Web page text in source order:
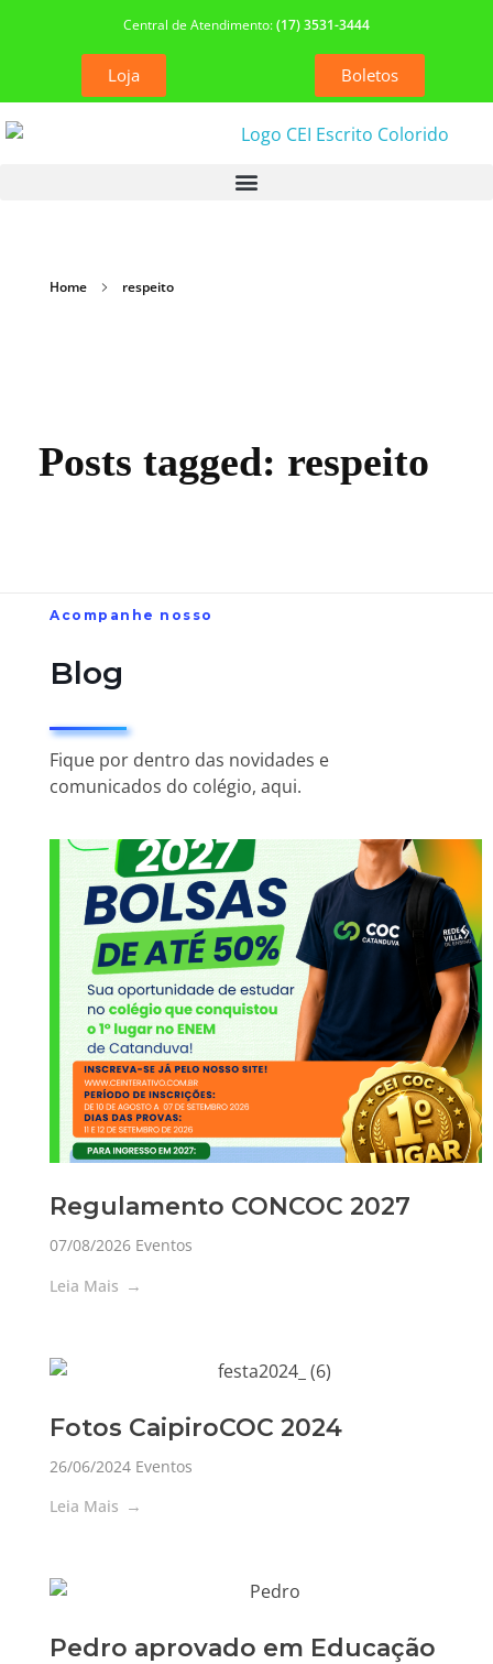
Central de Atendimento:(17) 3531-3444
Loja Boletos
Home respeito
Posts tagged: respeito
Acompanhe nosso
Blog
Fique por dentro das novidades e
comunicados do colégio, aqui.
Regulamento CONCOC 2027
07/08/2026 Eventos
Leia Mais
Fotos CaipiroCOC 2024
26/06/2024 Eventos
Leia Mais
Pedro aprovado em Educação